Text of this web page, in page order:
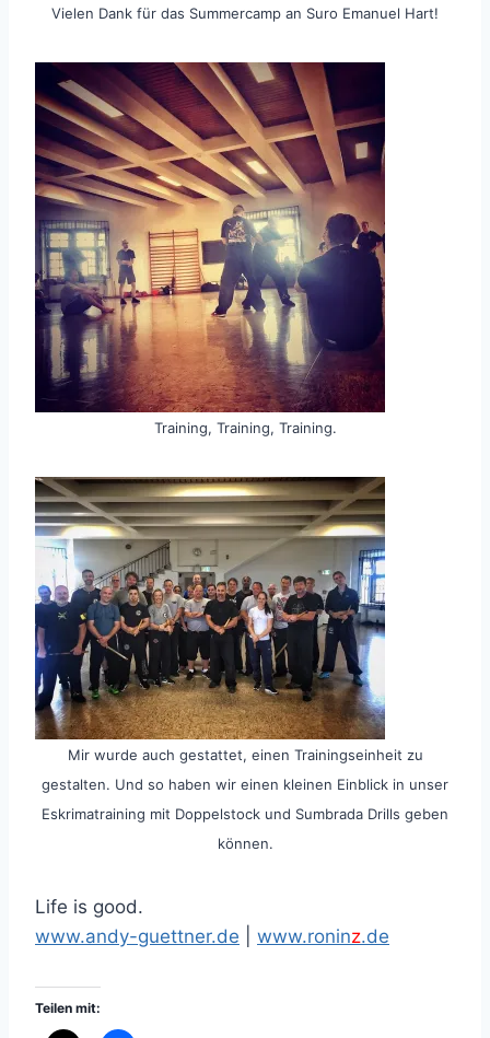
Vielen Dank für das Summercamp an Suro Emanuel Hart!
Training, Training, Training.
Mir wurde auch gestattet, einen Trainingseinheit zu
gestalten. Und so haben wir einen kleinen Einblick in unser
Eskrimatraining mit Doppelstock und Sumbrada Drills geben
können.
Life is good.
www.andy-guettner.de
www.roninz.de
Teilen mit: